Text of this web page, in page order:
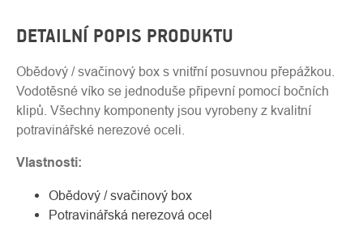
DETAILNÍ POPIS PRODUKTU
Obědový / svačinový box s vnitřní posuvnou přepážkou.
Vodotěsné víko se jednoduše připevní pomocí bočních
klipů. Všechny komponenty jsou vyrobeny z kvalitní
potravinářské nerezové oceli.
Vlastnosti:
Obědový / svačinový box
Potravinářská nerezová ocel